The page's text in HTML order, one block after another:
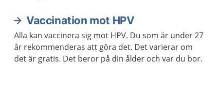
Vaccination mot HPV
Alla kan vaccinera sig mot HPV. Du som är under 27
år rekommenderas att göra det. Det varierar om
det är gratis. Det beror på din ålder och var du bor.